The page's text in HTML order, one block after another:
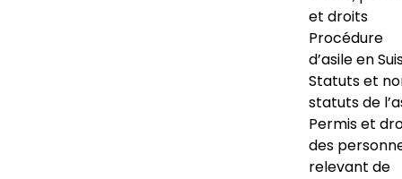
et droits
Procédure
d’asile en
Statuts et
statuts de
Permis et
des
relevant de